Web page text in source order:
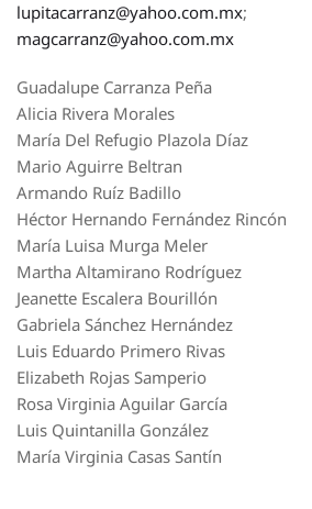
lupitacarranz@yahoo.com.mx;
magcarranz@yahoo.com.mx
Guadalupe Carranza Peña
Alicia Rivera Morales
María Del Refugio Plazola Díaz
Mario Aguirre Beltran
Armando Ruíz Badillo
Héctor Hernando Fernández Rincón
María Luisa Murga Meler
Martha Altamirano Rodríguez
Jeanette Escalera Bourillón
Gabriela Sánchez Hernández
Luis Eduardo Primero Rivas
Elizabeth Rojas Samperio
Rosa Virginia Aguilar García
Luis Quintanilla González
María Virginia Casas Santín